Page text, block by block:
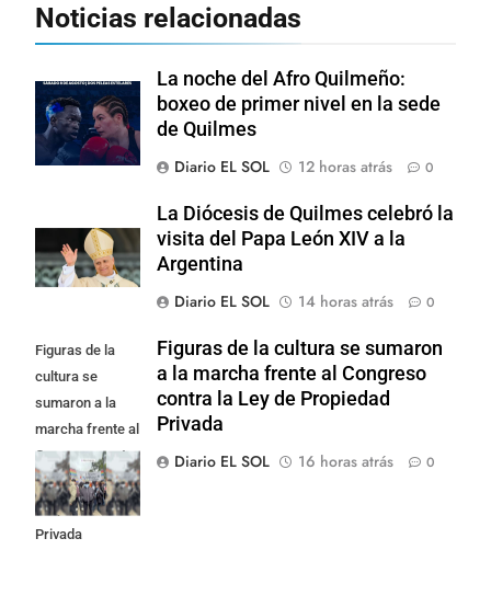
Noticias relacionadas
La noche del Afro Quilmeño:
boxeo de primer nivel en la sede
de Quilmes
Diario EL SOL
12 horas atrás 0
La Diócesis de Quilmes celebró la
visita del Papa León XIV a la
Argentina
Diario EL SOL
14 horas atrás 0
Figuras de la
cultura se
sumaron a la
marcha frente al
Congreso contra
la Ley de
Propiedad
Privada
Figuras de la cultura se sumaron
a la marcha frente al Congreso
contra la Ley de Propiedad
Privada
Diario EL SOL
16 horas atrás 0